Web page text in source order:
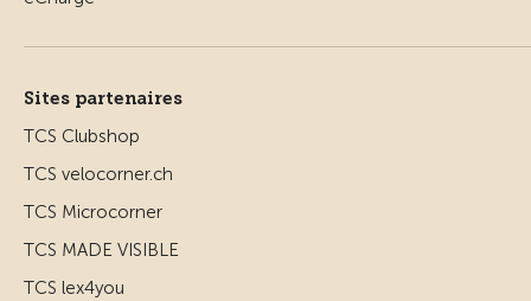
Sites partenaires
TCS Clubshop
TCS velocorner.ch
TCS Microcorner
TCS MADE VISIBLE
TCS lex4you